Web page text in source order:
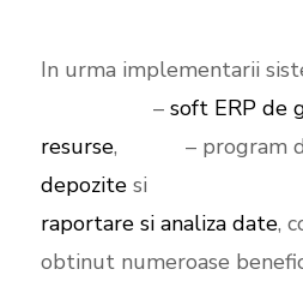
In urma implementarii
– soft ERP de
resurse, – program
depozitesi
raportare si analiza date,
obtinut numeroase